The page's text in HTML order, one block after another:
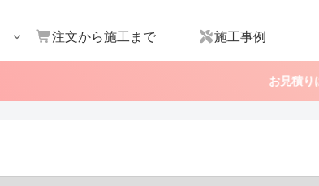
注文から施工まで 施工事例